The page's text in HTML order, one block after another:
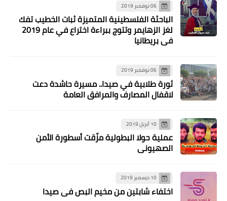
06 نوفمبر 2019
الباحثة الفلسطينية المتميزة ثبات الخطيب تفك
لغز الزهايمر وتتوج ببراءة اختراع في عام 2019
في بريطانيا
06 نوفمبر 2019
ثورة طلابية في صيدا.. مسيرة حاشدة دعت
لاقفال المصارف والمرافق العامة
10 أبريل 2019
عملية حولا البطولية مزّقت أسطورة الأمن
الصهيوني
10 ديسمبر 2019
اختفاء شابتين من مخيم البص في صيدا